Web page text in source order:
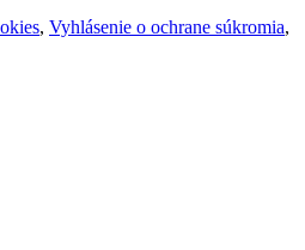
, Vyhlásenie o ochrane súkromia,